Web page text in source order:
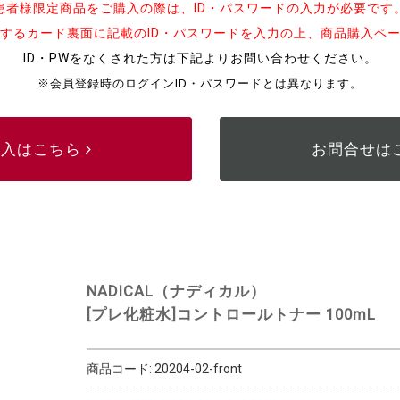
者様限定商品をご購入の際は、ID・パスワードの入力が必要です。
るカード裏面に記載のID・パスワードを入力の上、商品購入ペ
ID・PWをなくされた方は下記よりお問い合わせください。
※会員登録時のログインID・パスワードとは異なります。
はこちら お問合せは
NADICAL（ナディカル）
[プレ化粧水]コントロールトナー 100mL
商品コード: 20204-02-front